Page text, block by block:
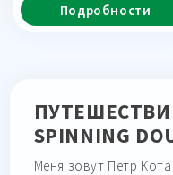
Подробности
SPINNING
Меня зовут Петр